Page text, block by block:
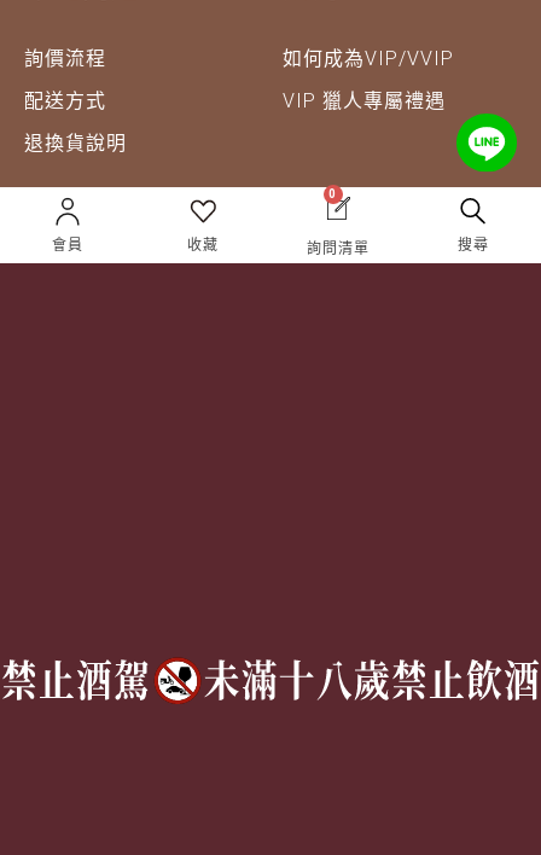
詢價流程
配送方式
退換貨說明
如何成為VIP/VVIP
VIP 獵人專屬禮遇
企業合作 關於獵酒人
(02) 77305530
週一至週六 10AM – 7PM
會員 收藏
0
詢問清單 搜尋